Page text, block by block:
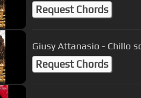
Request Chords
Giusy Attanasio - Chillo
Request Chords